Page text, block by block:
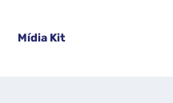
Mídia Kit